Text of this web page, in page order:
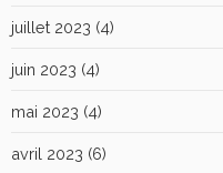
juillet 2023 (4)
juin 2023 (4)
mai 2023 (4)
avril 2023 (6)